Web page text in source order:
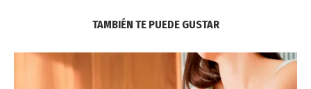
TAMBIÉN TE PUEDE GUSTAR